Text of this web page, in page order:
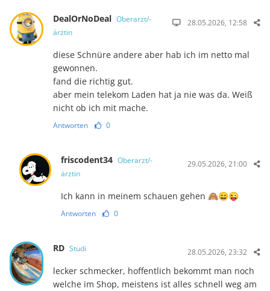
DealOrNoDeal Oberarzt/-
ärztin
28.05.2026, 12:58
diese Schnüre andere aber hab ich im netto mal
gewonnen.
fand die richtig gut.
aber mein telekom Laden hat ja nie was da. Weiß
nicht ob ich mit mache.
Antworten 0
friscodent34 Oberarzt/-
ärztin
29.05.2026, 21:00
Ich kann in meinem schauen gehen 🙈😄😜
Antworten 0
RD Studi 28.05.2026, 23:32
lecker schmecker, hoffentlich bekommt man noch
welche im Shop, meistens ist alles schnell weg am